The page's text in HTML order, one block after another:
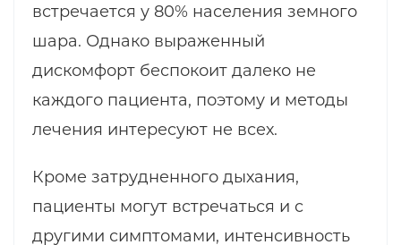
встречается у 80% населения земного
шара. Однако выраженный
дискомфорт беспокоит далеко не
каждого пациента, поэтому и методы
лечения интересуют не всех.
Кроме затрудненного дыхания,
пациенты могут встречаться и с
другими симптомами, интенсивность